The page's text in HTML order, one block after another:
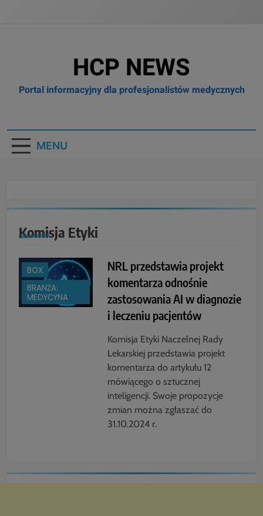
HCP NEWS
Portal informacyjny dla profesjonalistów medycznych
MENU
Komisja Etyki
BOX
BRANŻA:
MEDYCYNA
NRL przedstawia projekt
komentarza odnośnie
zastosowania AI w diagnozie
i leczeniu pacjentów
Komisja Etyki Naczelnej Rady
Lekarskiej przedstawia projekt
komentarza do artykułu 12
mówiącego o sztucznej
inteligencji. Swoje propozycje
zmian można zgłaszać do
31.10.2024 r.